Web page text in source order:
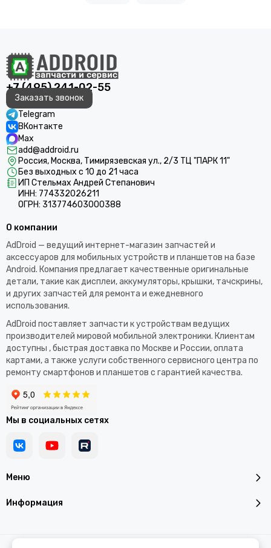
+7 (495) 241-02-55
Заказать звонок
Telegram
ВКонтакте
Max
add@addroid.ru
Россия, Москва, Тимирязевская ул., 2/3 ТЦ "ПАРК 11"
Без выходных с 10 до 21 часа
ИП Стельмах Андрей Степанович
ИНН: 774332026211
ОГРН: 313774603000388
Меню
Информация
О компании
AdDroid — ведущий интернет-магазин запчастей и
аксессуаров для мобильных устройств и планшетов на базе
Android. Компания предлагает качественные оригинальные
детали, такие как дисплеи, аккумуляторы, крышки, тачскрины,
и других запчастей для ремонта и ежедневного
использования.​
AdDroid поставляет запчасти к устройствам ведущих
производителей мировой мобильной электроники. Клиентам
доступны , быстрая доставка по Москве и России, оплата
картами, а также услуги собственного сервисного центра по
ремонту смартфонов и планшетов с гарантией качества.
Мы в социальных сетях